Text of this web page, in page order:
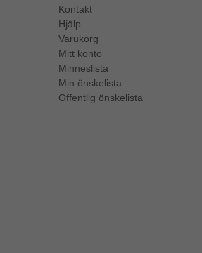
Kontakt
Hjälp
Varukorg
Mitt konto
Minneslista
Min önskelista
Offentlig önskelista